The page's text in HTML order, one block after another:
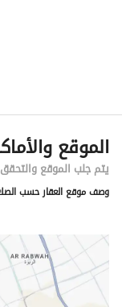
الموقع
يتم جلب الموقع
وصف موقع العقار حسب